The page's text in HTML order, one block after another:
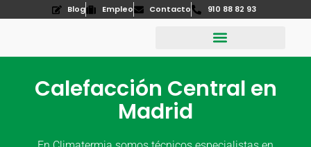
Blog Empleo Contacto 910 88 82 93
Calefacción Central en
Madrid